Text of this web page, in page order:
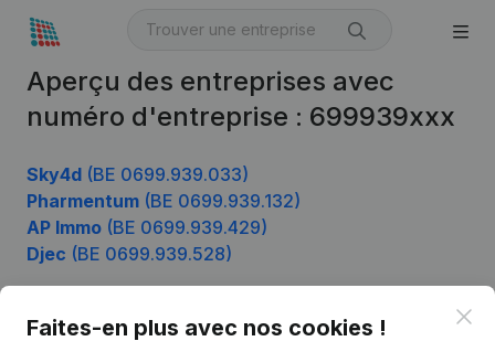
Aperçu des entreprises avec
numéro d'entreprise : 699939xxx
Sky4d (BE 0699.939.033)
Pharmentum (BE 0699.939.132)
AP Immo (BE 0699.939.429)
Djec (BE 0699.939.528)
Faites-en plus avec nos cookies !
Produit